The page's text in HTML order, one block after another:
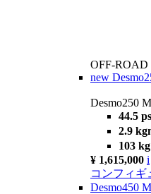
OFF-ROAD
new
Desmo250
44.5 ps
2.9
103 kg
¥ 1,615,000 i
コンフィギ
Desmo450